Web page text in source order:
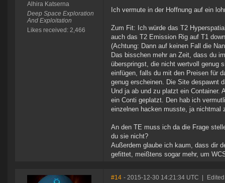
Alhira Katserna
Deep Space Exploration
And Exploitation
Likes received: 2,466
Ich vermute in der Hoffnung auf ein
Zum Fit: Ich würde das T2
auch das T2 Emission Rig auf T1
(Achtung: Dann auf keinen Fall die
Das bisschen mehr an Zeit, dass du
überspringst, die nicht wertvoll genug
einfügen, falls du mit den Preisen für
genug erscheinen. Die Site despawnt
Und ja ab und zu platzt ein Container.
ein Conti geplatzt. Den hab ich
einzelnen hacken musste, ja nichtmal
An den TE muss ich da die Frage
du sie nicht?
Außerdem glaube ich kaum, dass dir
gefittet, meißtens sogar mehr, um
#14 - 2015-12-30 14:21:34 UTC